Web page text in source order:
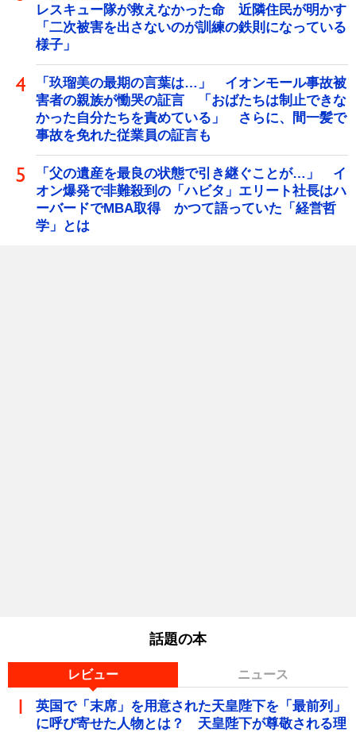
レスキュー隊が救えなかった命 近隣住民が明かす
「二次被害を出さないのが訓練の鉄則になっている
様子」
「玖瑠美の最期の言葉は…」 イオンモール事故被
害者の親族が慟哭の証言 「おばたちは制止できな
かった自分たちを責めている」 さらに、間一髪で
事故を免れた従業員の証言も
「父の遺産を最良の状態で引き継ぐことが…」 イ
オン爆発で非難殺到の「ハビタ」エリート社長はハ
ーバードでMBA取得 かつて語っていた「経営哲
学」とは
話題の本
レビュー ニュース
英国で「末席」を用意された天皇陛下を「最前列」
に呼び寄せた人物とは？ 天皇陛下が尊敬される理